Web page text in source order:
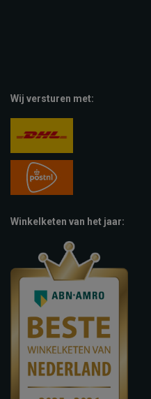
Wij versturen met:
Winkelketen van het jaar: